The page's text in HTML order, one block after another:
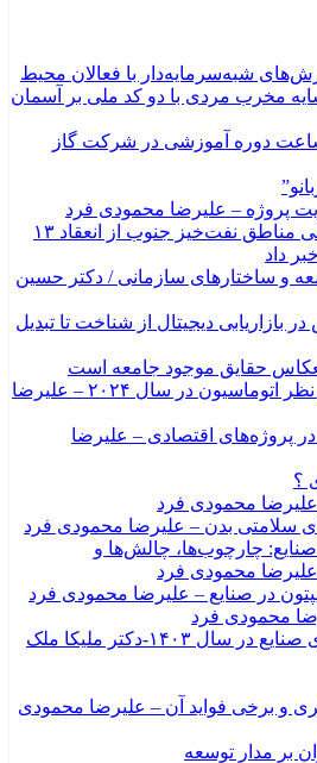
شبه‌سرمایه‌دار با فعالان محیط
مخرب مردی با دو کد ملی بر آسمان
نفر ساعت دوره آموزشی در شركت گاز
پروژه – علیرضا محمودی فرد
مدیرعامل شرکت ملی مناطق نفت‌خیز جنوب از انعقاد ۱۳
داد
و ساختارهای سازمانی / دکتر حسین
بازاریابی دیجیتال از شناخت تا تبدیل
حقایق موجود جامعه است
۱۰ کشور برتر دنیا از نظر اتوماسیون در سال ۲۰۲۴ – علیرضا
در پروژه‌های اقتصادی – علیرضا
؟
علیرضا محمودی فرد
سلامتی بدن – علیرضا محمودی فرد
چارچوب‌ها، چالش‌ها و
علیرضا محمودی فرد
در صنایع – علیرضا محمودی فرد
محمودی فرد
راهکارها و چالش های صنایع در سال ۱۴۰۳-دکتر ملیکا ملک
و برخی فواید آن – علیرضا محمودی
بر مدار توسعه